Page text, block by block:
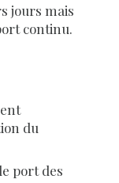
jours mais
continu.
du
port des